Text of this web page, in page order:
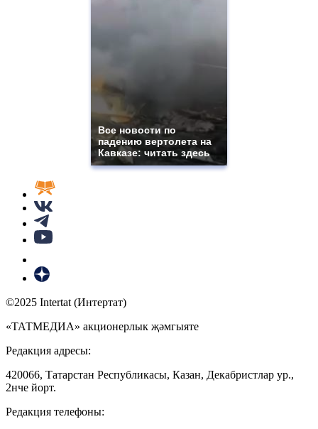
Все новости по
падению вертолета на
Кавказе: читать здесь
©2025 Intertat (Интертат)
«ТАТМЕДИА» акционерлык җәмгыяте
Редакция адресы:
420066, Татарстан Республикасы, Казан, Декабристлар ур.,
2нче йорт.
Редакция телефоны: